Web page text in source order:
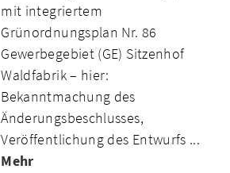
mit integriertem
Grünordnungsplan Nr. 86
Gewerbegebiet (GE) Sitzenhof
Waldfabrik – hier:
Bekanntmachung des
Änderungsbeschlusses,
Veröffentlichung des Entwurfs ...
Mehr